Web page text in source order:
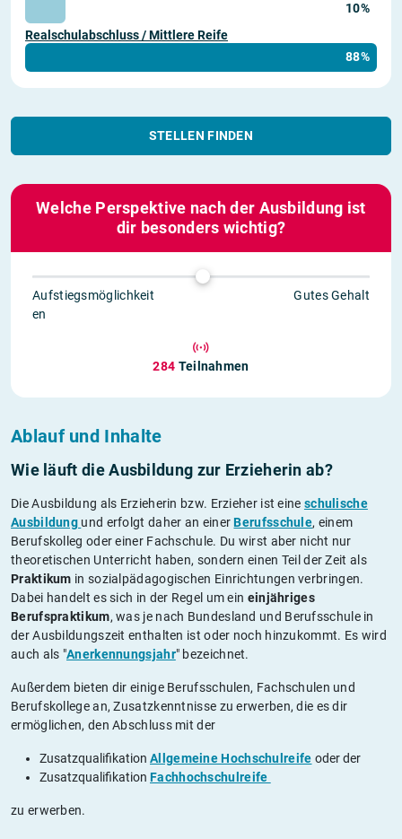
10%
Realschulabschluss / Mittlere Reife
88%
STELLEN FINDEN
Welche Perspektive nach der Ausbildung ist
dir besonders wichtig?
Aufstiegsmöglichkeit
en
Gutes Gehalt
284 Teilnahmen
Ablauf und Inhalte
Wie läuft die Ausbildung zur Erzieherin ab?
Die Ausbildung als Erzieherin bzw. Erzieher ist eine schulische
Ausbildung und erfolgt daher an einerBerufsschule, einem
Berufskolleg oder einer Fachschule. Du wirst aber nicht nur
theoretischen Unterricht haben, sondern einen Teil der Zeit als
Praktikum in sozialpädagogischen Einrichtungen verbringen.
Dabei handelt es sich in der Regel um ein einjähriges
Berufspraktikum, was je nach Bundesland und Berufsschule in
der Ausbildungszeit enthalten ist oder noch hinzukommt. Es wird
auch als "Anerkennungsjahr" bezeichnet.
Außerdem bieten dir einige Berufsschulen, Fachschulen und
Berufskollege an, Zusatzkenntnisse zu erwerben, die es dir
ermöglichen, den Abschluss mit der
Zusatzqualifikation Allgemeine Hochschulreife oder der
Zusatzqualifikation Fachhochschulreife
zu erwerben.